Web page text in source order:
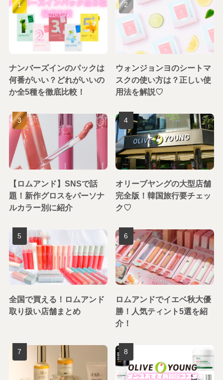
ナンバーズインのパックは
何番がいい？どれがいいの
か全5種を徹底比較！
ウォンジョンヨのシートマ
スクの使い方は？正しい使
用法を解説♡
【ロムアンド】SNSで話
題！新作グロスをパーソナ
ルカラー別に紹介
オリーブヤングの大型店舗
完全版！韓国旅行要チェッ
ク♡
全国で買える！ロムアンド
取り扱い店舗まとめ
ロムアンドでイエベ秋大優
勝！人気ティント5選を紹
介！